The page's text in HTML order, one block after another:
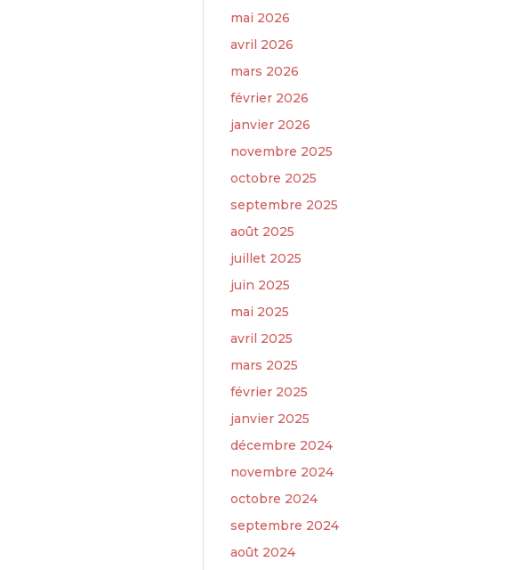
mai 2026
avril 2026
mars 2026
février 2026
janvier 2026
novembre 2025
octobre 2025
septembre 2025
août 2025
juillet 2025
juin 2025
mai 2025
avril 2025
mars 2025
février 2025
janvier 2025
décembre 2024
novembre 2024
octobre 2024
septembre 2024
août 2024